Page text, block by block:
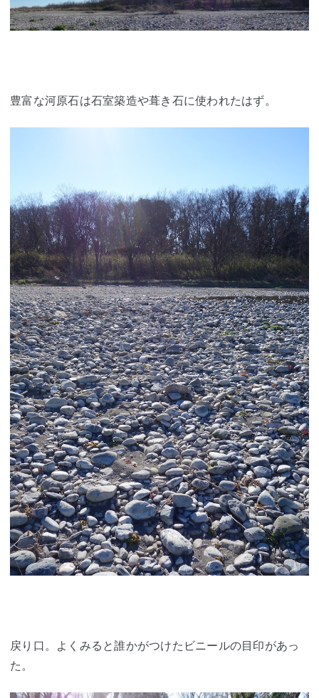
豊富な河原石は石室築造や葺き石に使われたはず。
戻り口。よくみると誰かがつけたビニールの目印があっ
た。